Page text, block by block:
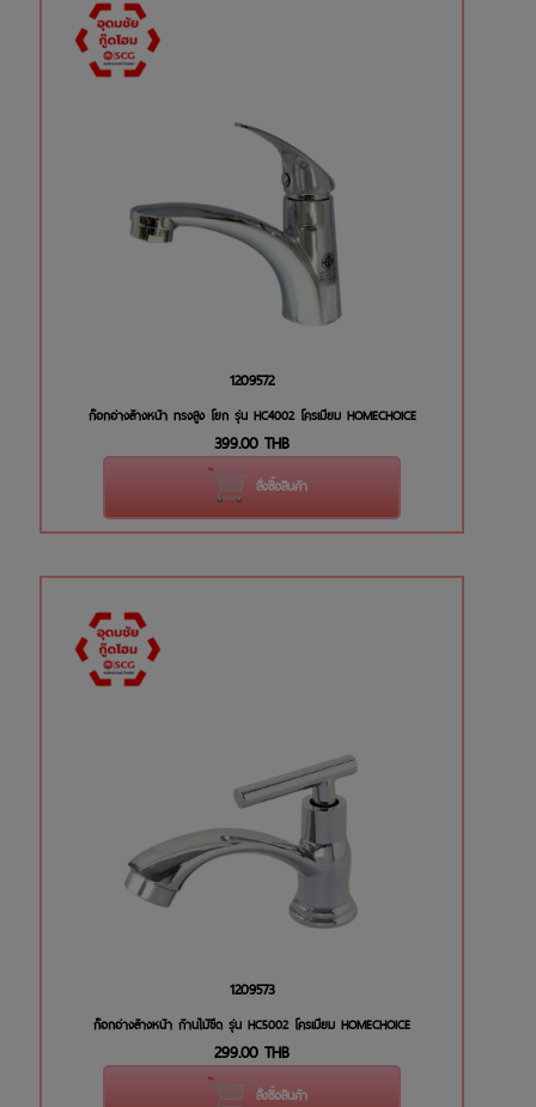
1209572
ก๊อกอ่างล้างหน้า ทรงสูง โยก รุ่น HC4002 โครเมียม HOMECHOICE
399.00 THB
สั่งซื้อสินค้า
1209573
ก๊อกอ่างล้างหน้า ก้านไม้ขีด รุ่น HC5002 โครเมียม HOMECHOICE
299.00 THB
สั่งซื้อสินค้า